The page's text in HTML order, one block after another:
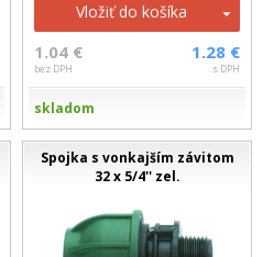
Vložiť do košíka
1.04 €
bez DPH
1.28 €
s DPH
skladom
Spojka s vonkajším závitom
32 x 5/4'' zel.